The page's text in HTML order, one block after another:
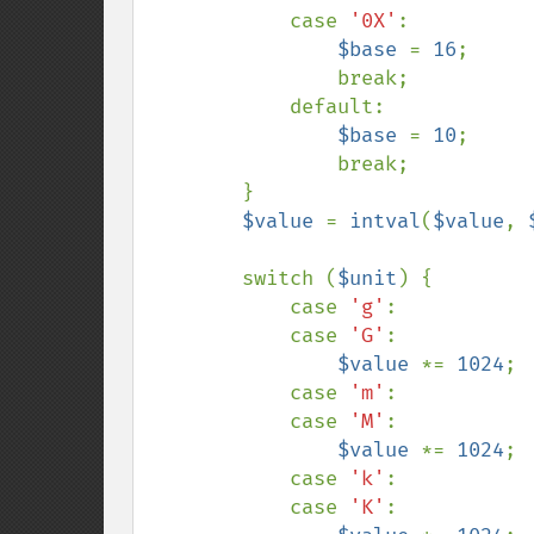
            case
'0X' :
$base = 16;
$base = 10;
$value = intval($value,
        switch (
$unit ) {
            case
'g' :
            case
'G' :
$value *= 1024;
            case
'm' :
            case
'M' :
$value *= 1024;
            case
'k' :
            case
'K' :